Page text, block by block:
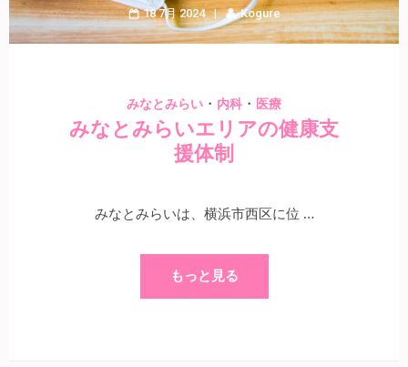
18 7月 2024 Kogure
みなとみらい ・ 内科 ・ 医療
みなとみらいエリアの健康支
援体制
みなとみらいは、横浜市西区に位 …
もっと見る